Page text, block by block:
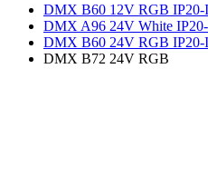
DMX B60 12V RGB IP20-
DMX A96 24V White
DMX B60 24V RGB IP20-
DMX B72 24V RGB